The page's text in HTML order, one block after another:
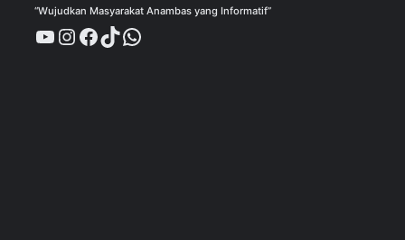
“Wujudkan Masyarakat Anambas yang Informatif”
YouTube
Instagram
Facebook
TikTok
WhatsApp